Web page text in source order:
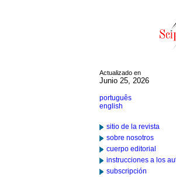
Actualizado en
Junio 25, 2026
português
english
sitio de la revista
sobre nosotros
cuerpo editorial
instrucciones a los
subscripción